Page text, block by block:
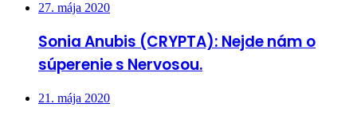
27. mája 2020
Sonia Anubis (CRYPTA): Nejde nám o
súperenie s Nervosou.
21. mája 2020